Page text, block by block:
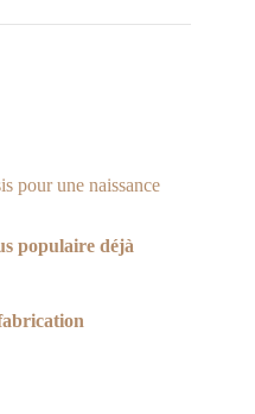
pour une naissance
populaire déjà